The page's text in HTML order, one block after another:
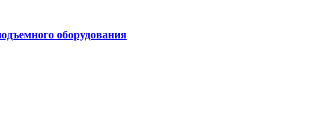
оборудования